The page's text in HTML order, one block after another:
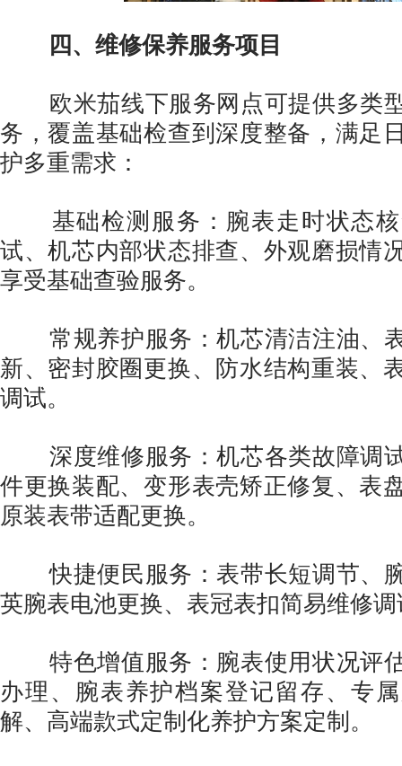
四、维修保养服务项目
欧米茄线下服务网点可提供多类
务，覆盖基础检查到深度整备，满足
护多重需求：
基础检测服务：腕表走时状态核
试、机芯内部状态排查、外观磨损情
享受基础查验服务。
常规养护服务：机芯清洁注油、
新、密封胶圈更换、防水结构重装、
调试。
深度维修服务：机芯各类故障调
件更换装配、变形表壳矫正修复、表
原装表带适配更换。
快捷便民服务：表带长短调节、
英腕表电池更换、表冠表扣简易维修调
特色增值服务：腕表使用状况评
办理、腕表养护档案登记留存、专
解、高端款式定制化养护方案定制。